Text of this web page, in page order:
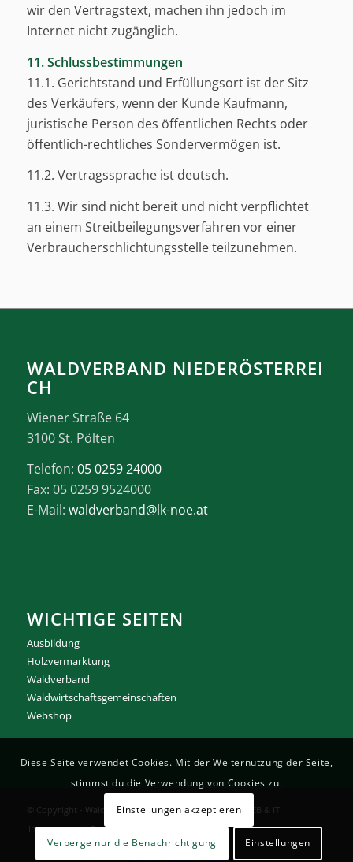
wir den Vertragstext, machen ihn jedoch im
Internet nicht zugänglich.
11. Schlussbestimmungen
11.1. Gerichtstand und Erfüllungsort ist der Sitz
des Verkäufers, wenn der Kunde Kaufmann,
juristische Person des öffentlichen Rechts oder
öffentlich-rechtliches Sondervermögen ist.
11.2. Vertragssprache ist deutsch.
11.3. Wir sind nicht bereit und nicht verpflichtet
an einem Streitbeilegungsverfahren vor einer
Verbraucherschlichtungsstelle teilzunehmen.
WALDVERBAND NIEDERÖSTERREI
CH
Wiener Straße 64
3100 St. Pölten
Telefon: 05 0259 24000
Fax: 05 0259 9524000
E-Mail: waldverband@lk-noe.at
WICHTIGE SEITEN
Ausbildung
Holzvermarktung
Waldverband
Waldwirtschaftsgemeinschaften
Webshop
© Copyright - Waldverband NÖ Umsetzung RAUREIF WEB & IT
Impressum
Datenschutz
Diese Seite verwendet Cookies. Mit der Weiternutzung der Seite,
stimmst du die Verwendung von Cookies zu.
Einstellungen akzeptieren
Verberge nur die Benachrichtigung Einstellungen
Vertrag widerrufen